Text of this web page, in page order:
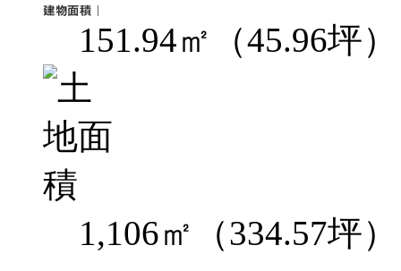
151.94㎡（45.96坪）
1,106㎡（334.57坪）